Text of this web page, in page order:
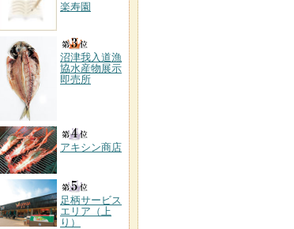
楽寿園
沼津我入道漁
協水産物展示
即売所
アキシン商店
足柄サービス
エリア（上
り）